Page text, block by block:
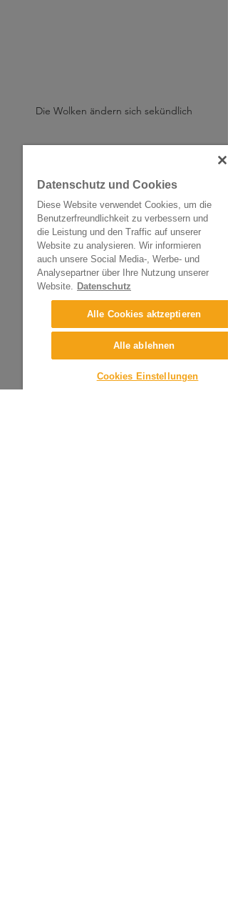
Die Wolken ändern sich sekündlich
Das Nachglühen ist unfassbar
Datenschutz und Cookies
Diese Website verwendet Cookies, um die
Benutzerfreundlichkeit zu verbessern und
die Leistung und den Traffic auf unserer
Website zu analysieren. Wir informieren
auch unsere Social Media-, Werbe- und
Analysepartner über Ihre Nutzung unserer
Website. Datenschutz
Alle Cookies aktzeptieren
Alle ablehnen
Cookies Einstellungen